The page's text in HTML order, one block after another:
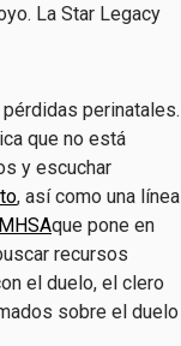
La Star Legacy
perinatales.
que no está
y escuchar
, así como una línea
que pone en
recursos
el duelo, el clero
sobre el duelo